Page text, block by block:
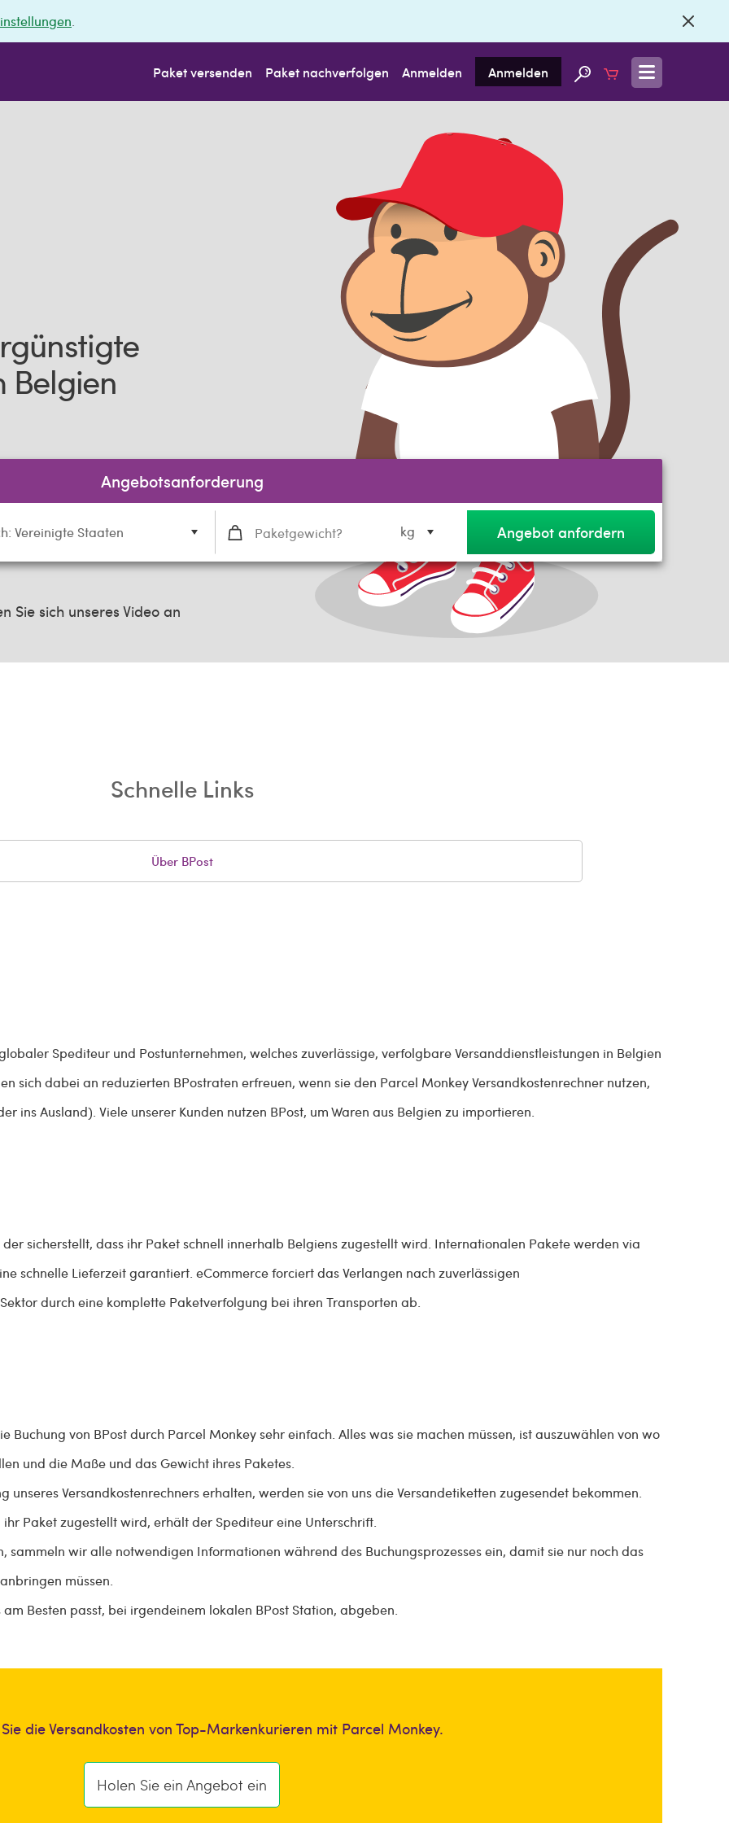
Paket versenden Paket nachverfolgen Anmelden Anmelden
Belgien
Angebotsanforderung
Vereinigte Staaten kg Angebot anfordern
Sie sich unseres Video an
Schnelle Links
Über BPost
Spediteur und Postunternehmen, welches zuverlässige, verfolgbare Versanddienstleistungen in Belgien
sich dabei an reduzierten BPostraten erfreuen, wenn sie den Parcel Monkey Versandkostenrechner nutzen,
ins Ausland). Viele unserer Kunden nutzen BPost, um Waren aus Belgien zu importieren.
sicherstellt, dass ihr Paket schnell innerhalb Belgiens zugestellt wird. Internationalen Pakete werden via
schnelle Lieferzeit garantiert. eCommerce forciert das Verlangen nach zuverlässigen
durch eine komplette Paketverfolgung bei ihren Transporten ab.
Buchung von BPost durch Parcel Monkey sehr einfach. Alles was sie machen müssen, ist auszuwählen von wo
und die Maße und das Gewicht ihres Paketes.
unseres Versandkostenrechners erhalten, werden sie von uns die Versandetiketten zugesendet bekommen.
Paket zugestellt wird, erhält der Spediteur eine Unterschrift.
sammeln wir alle notwendigen Informationen während des Buchungsprozesses ein, damit sie nur noch das
müssen.
Besten passt, bei irgendeinem lokalen BPost Station, abgeben.
die Versandkosten von Top-Markenkurieren mit Parcel Monkey.
Holen Sie ein Angebot ein